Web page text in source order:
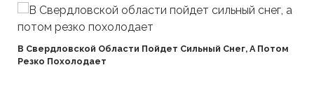
В Свердловской Области Пойдет Сильный Снег, А Потом
Резко Похолодает